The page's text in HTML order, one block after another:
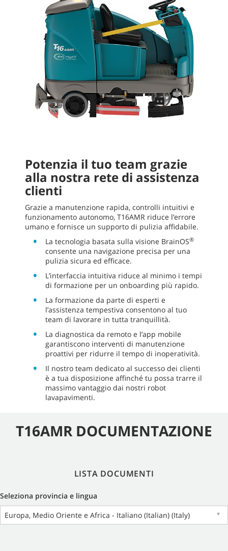
Potenzia il tuo team grazie
alla nostra rete di assistenza
clienti
Grazie a manutenzione rapida, controlli intuitivi e
funzionamento autonomo, T16AMR riduce l’errore
umano e fornisce un supporto di pulizia affidabile.
La tecnologia basata sulla visione BrainOS®
consente una navigazione precisa per una
pulizia sicura ed efficace.
L’interfaccia intuitiva riduce al minimo i tempi
di formazione per un onboarding più rapido.
La formazione da parte di esperti e
l’assistenza tempestiva consentono al tuo
team di lavorare in tutta tranquillità.
La diagnostica da remoto e l’app mobile
garantiscono interventi di manutenzione
proattivi per ridurre il tempo di inoperatività.
Il nostro team dedicato al successo dei clienti
è a tua disposizione affinché tu possa trarre il
massimo vantaggio dai nostri robot
lavapavimenti.
T16AMR DOCUMENTAZIONE
LISTA DOCUMENTI
Seleziona provincia e lingua
Europa, Medio Oriente e Africa - Italiano (Italian) (Italy)
▼